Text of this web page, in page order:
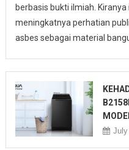
berbasis bukti ilmiah.
meningkatnya perhatian
asbes sebagai material